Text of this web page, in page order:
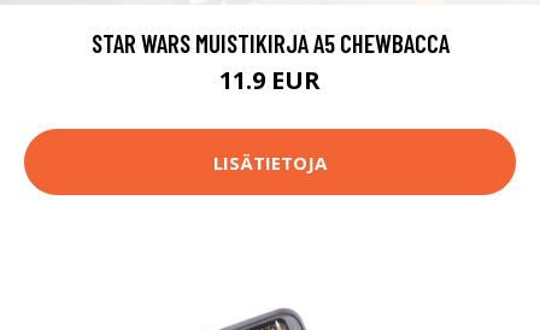
STAR WARS MUISTIKIRJA A5 CHEWBACCA
11.9 EUR
LISÄTIETOJA